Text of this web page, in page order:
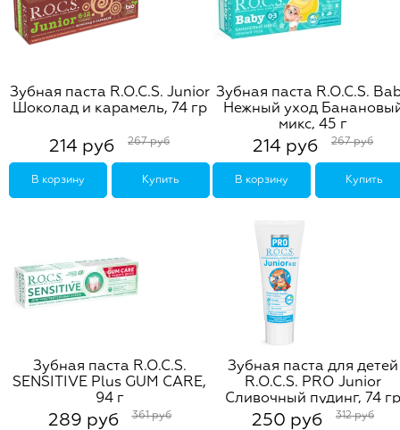
Зубная паста R.O.C.S. Junior
Шоколад и карамель, 74 гр
214 руб 267 руб
В корзину Купить
Зубная паста R.O.C.S.
Нежный уход
микс, 45 г
214 руб 267 руб
В корзину Купить
Зубная паста R.O.C.S.
SENSITIVE Plus GUM CARE,
94 г
289 руб 361 руб
Зубная паста для детей
R.O.C.S. PRO Junior
Сливочный пудинг, 74 гр
250 руб 312 руб